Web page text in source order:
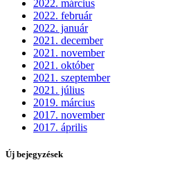
2022. március
2022. február
2022. január
2021. december
2021. november
2021. október
2021. szeptember
2021. július
2019. március
2017. november
2017. április
Új bejegyzések